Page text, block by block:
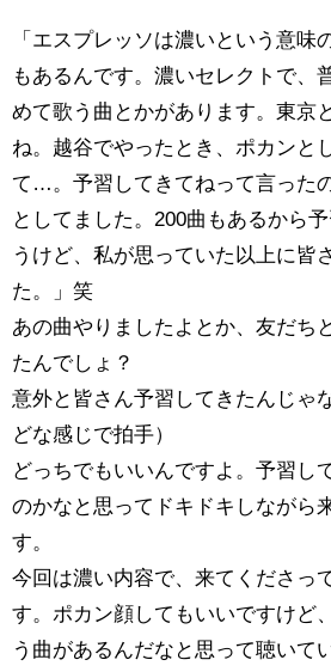
「エスプレッソは濃いという意味
もあるんです。濃いセレクトで、
めて歌う曲とかがあります。東京
ね。越谷でやったとき、ポカンと
て…。予習してきてねって言った
としてました。200曲もあるから
うけど、私が思っていた以上に皆
た。」笑
あの曲やりましたよとか、友だち
たんでしょ？
意外と皆さん予習してきたんじゃ
どな感じで拍手）
どっちでもいいんですよ。予習し
のかなと思ってドキドキしながら
す。
今回は濃い内容で、来てくださっ
す。ポカン顔してもいいですけど
う曲があるんだなと思って聴いて